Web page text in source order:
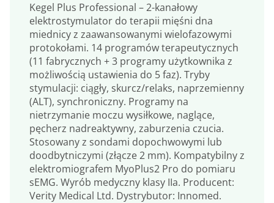
Kegel Plus Professional – 2-kanałowy
elektrostymulator do terapii mięśni dna
miednicy z zaawansowanymi wielofazowymi
protokołami. 14 programów terapeutycznych
(11 fabrycznych + 3 programy użytkownika z
możliwością ustawienia do 5 faz). Tryby
stymulacji: ciągły, skurcz/relaks, naprzemienny
(ALT), synchroniczny. Programy na
nietrzymanie moczu wysiłkowe, naglące,
pęcherz nadreaktywny, zaburzenia czucia.
Stosowany z sondami dopochwowymi lub
doodbytniczymi (złącze 2 mm). Kompatybilny z
elektromiografem MyoPlus2 Pro do pomiaru
sEMG. Wyrób medyczny klasy IIa. Producent:
Verity Medical Ltd. Dystrybutor: Innomed.